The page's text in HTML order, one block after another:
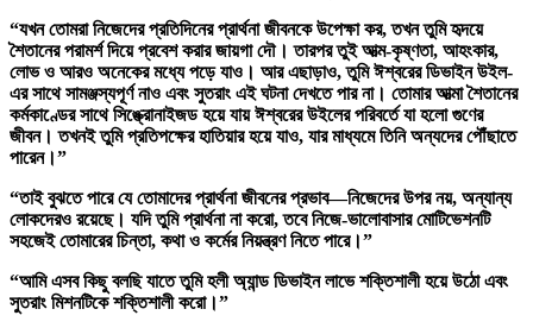
“যখন তোমরা নিজেদের প্রতিদিনের প্রার্থনা জীবনকে উপেক্ষা কর, তখন তুমি হৃদয়ে
শৈতানের পরামর্শ দিয়ে প্রবেশ করার জায়গা দৌ। তারপর তুই আত্ম-কৃষ্ণতা, আহংকার,
লোভ ও আরও অনেকের মধ্যে পড়ে যাও। আর এছাড়াও, তুমি ঈশ্বরের ডিভাইন উইল-
এর সাথে সামঞ্জস্যপূর্ণ নাও এবং সুতরাং এই ঘটনা দেখতে পার না। তোমার আত্মা শৈতানের
কর্মকাণ্ডের সাথে সিঙ্ক্রোনাইজড হয়ে যায় ঈশ্বরের উইলের পরিবর্তে যা হলো গুণের
জীবন। তখনই তুমি প্রতিপক্ষের হাতিয়ার হয়ে যাও, যার মাধ্যমে তিনি অন্যদের পৌঁছাতে
পারেন।”
“তাই বুঝতে পারে যে তোমাদের প্রার্থনা জীবনের প্রভাব—নিজেদের উপর নয়, অন্যান্য
লোকদেরও রয়েছে। যদি তুমি প্রার্থনা না করো, তবে নিজে-ভালোবাসার মোটিভেশনটি
সহজেই তোমারের চিন্তা, কথা ও কর্মের নিয়ন্ত্রণ নিতে পারে।”
“আমি এসব কিছু বলছি যাতে তুমি হলী অ্যান্ড ডিভাইন লাভে শক্তিশালী হয়ে উঠো এবং
সুতরাং মিশনটিকে শক্তিশালী করো।”